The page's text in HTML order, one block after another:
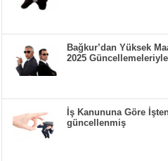
Bağkur’dan Yüksek
2025 Güncellemeleriyle
İş Kanununa Göre
güncellenmiş